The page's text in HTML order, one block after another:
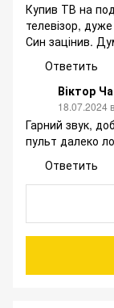
Купив ТВ на
телевізор,
Син зацінив.
Ответить
Віктор
18.07.2024
Гарний звук,
пульт далеко
Ответить